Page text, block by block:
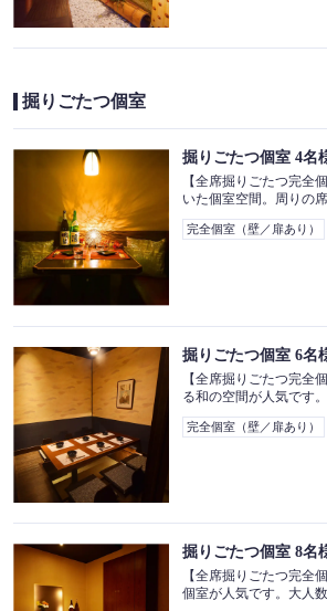
掘りごたつ個室
掘りごたつ個室 4名
【全席掘りごたつ完全
いた個室空間。周りの
ったりとお寛ぎ頂けま
完全個室（壁／扉あり）
掘りごたつ個室 6名
【全席掘りごたつ完全
る和の空間が人気です
完全個室（壁／扉あり）
掘りごたつ個室 8名
【全席掘りごたつ完全
個室が人気です。大人